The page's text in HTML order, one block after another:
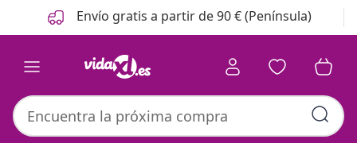
Anterior
Siguiente Envío gratis a partir de 90 € (Península)